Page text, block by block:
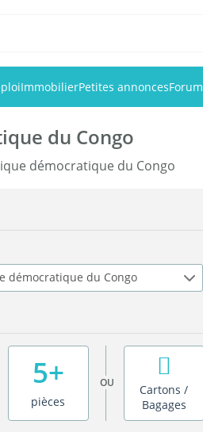
ImmobilierPetites annoncesForum
du Congo
démocratique du Congo
démocratique du Congo
5+
pièces
OU
Cartons /
Bagages